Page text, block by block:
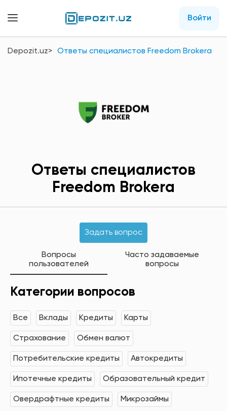
Войти
Depozit.uz Ответы специалистов Freedom Brokerа
Ответы специалистов
Freedom Brokerа
Задать вопрос
Вопросы
пользователей
Часто задаваемые
вопросы
Категории вопросов
Все Вклады Кредиты Карты
Страхование Обмен валют
Потребительские кредиты Автокредиты
Ипотечные кредиты Образовательный кредит
Овердрафтные кредиты Микрозаймы